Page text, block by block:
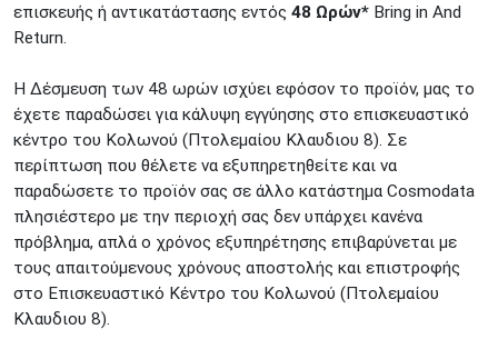
επισκευής ή αντικατάστασης εντός 48 Ωρών* Bring in And
Return.
Η Δέσμευση των 48 ωρών ισχύει εφόσον το προϊόν, μας το
έχετε παραδώσει για κάλυψη εγγύησης στο επισκευαστικό
κέντρο του Κολωνού (Πτολεμαίου Κλαυδιου 8). Σε
περίπτωση που θέλετε να εξυπηρετηθείτε και να
παραδώσετε το προϊόν σας σε άλλο κατάστημα Cosmodata
πλησιέστερο με την περιοχή σας δεν υπάρχει κανένα
πρόβλημα, απλά ο χρόνος εξυπηρέτησης επιβαρύνεται με
τους απαιτούμενους χρόνους αποστολής και επιστροφής
στο Επισκευαστικό Κέντρο του Κολωνού (Πτολεμαίου
Κλαυδιου 8).